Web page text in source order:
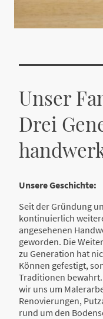
Unser
Drei
Unsere Geschichte:
Seit der Gründung
kontinuierlich
angesehenen
geworden. Die
zu Generation hat
Können gefestigt,
Traditionen
wir uns um
Renovierungen,
rund um den